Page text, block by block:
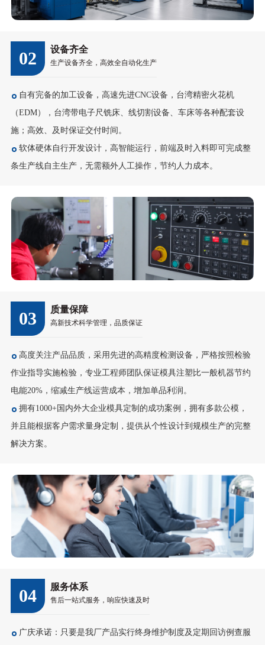
02 设备齐全
生产设备齐全，高效全自动化生产
自有完备的加工设备，高速先进CNC设备，台湾精密火花机
（EDM），台湾带电子尺铣床、线切割设备、车床等各种配套设
施；高效、及时保证交付时间。
软体硬体自行开发设计，高智能运行，前端及时入料即可完成整
条生产线自主生产，无需额外人工操作，节约人力成本。
03 质量保障
高新技术科学管理，品质保证
高度关注产品品质，采用先进的高精度检测设备，严格按照检验
作业指导实施检验，专业工程师团队保证模具注塑比一般机器节约
电能20%，缩减生产线运营成本，增加单品利润。
拥有1000+国内外大企业模具定制的成功案例，拥有多款公模，
并且能根据客户需求量身定制，提供从个性设计到规模生产的完整
解决方案。
04 服务体系
售后一站式服务，响应快速及时
广庆承诺：只要是我厂产品实行终身维护制度及定期回访例查服